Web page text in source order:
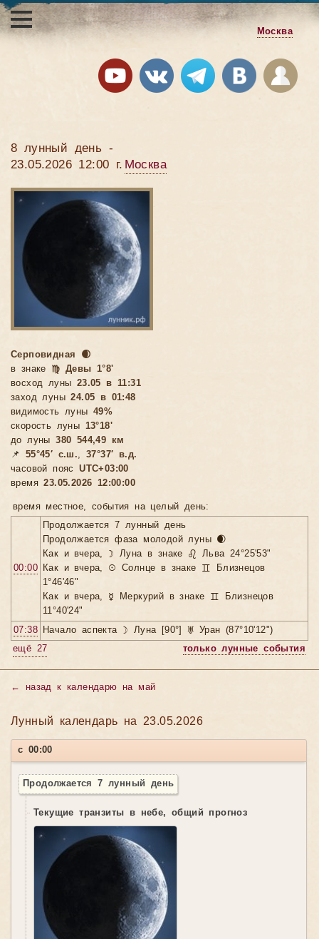
Москва
8 лунный день -
23.05.2026 12:00 г. Москва
Серповидная 🌒
в знаке ♍ Девы 1°8'
восход луны 23.05 в 11:31
заход луны24.05 в 01:48
видимость луны 49%
скорость луны 13°18'
до луны380 544,49 км
📌 55°45′ с.ш.,37°37′ в.д.
часовой поясUTC+03:00
время23.05.2026 12:00:00
время местное, cобытия на целый день:
00:00
Продолжается 7 лунный день
Продолжается фаза молодой луны 🌒
Как и вчера, ☽ Луна в знаке ♌ Льва 24°25'53"
Как и вчера, ☉ Солнце в знаке ♊ Близнецов
1°46'46"
Как и вчера, ☿ Меркурий в знаке ♊ Близнецов
11°40'24"
07:38 Начало аспекта ☽ Луна [90°] ♅ Уран (87°10'12")
ещё 27
только лунные события
← назад к календарю на май
Лунный календарь на 23.05.2026
с 00:00
Продолжается 7 лунный день
Текущие транзиты в небе, общий прогноз